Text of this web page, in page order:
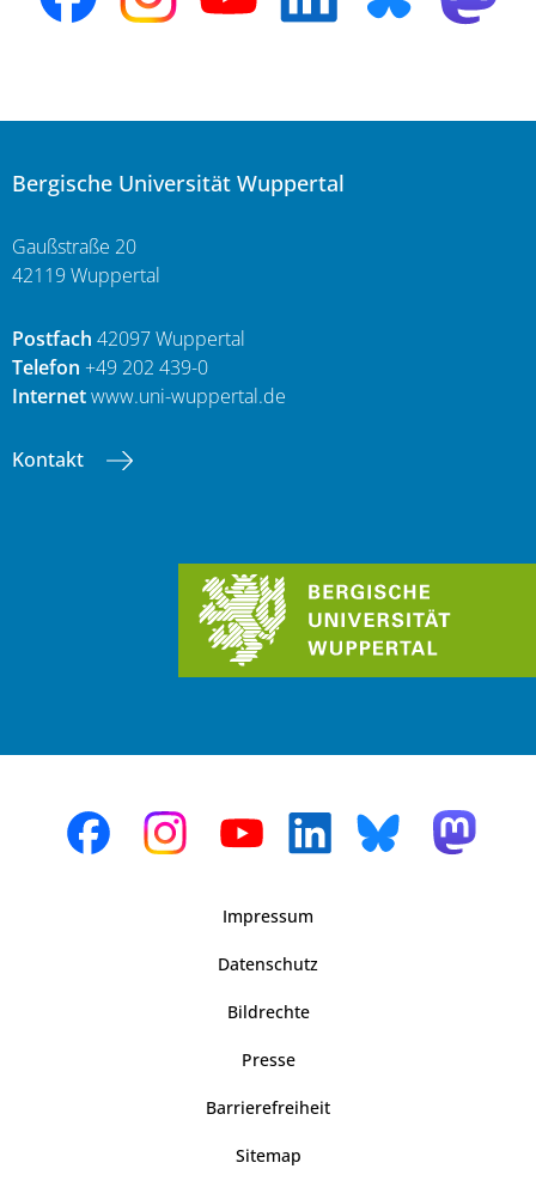
Bergische Universität Wuppertal
Gaußstraße 20
42119 Wuppertal
Postfach 42097 Wuppertal
Telefon +49 202 439-0
Internetwww.uni-wuppertal.de
Kontakt
Impressum
Datenschutz
Bildrechte
Presse
Barrierefreiheit
Sitemap